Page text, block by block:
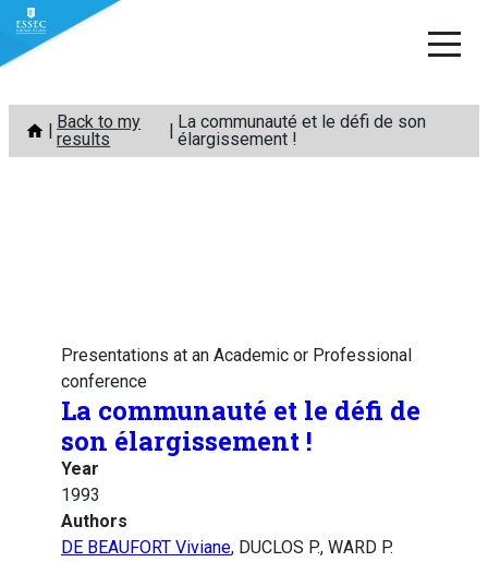
Skip
content
Back to my
results
La communauté et le défi de son
élargissement !
Presentations at an Academic or Professional
conference
La communauté et le défi de
son élargissement !
Year
1993
Authors
DE BEAUFORT Viviane, DUCLOS P., WARD P.